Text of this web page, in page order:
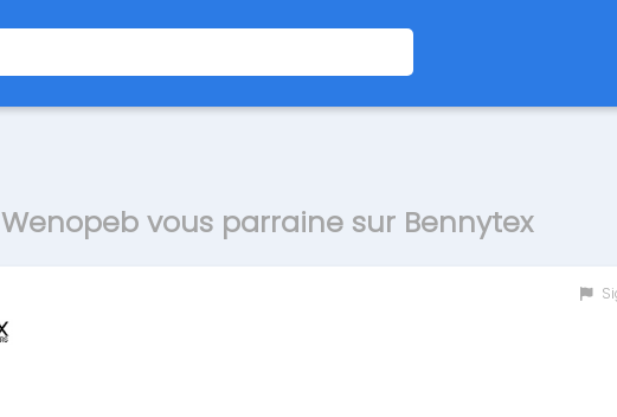
Wenopeb vous parraine sur Bennytex